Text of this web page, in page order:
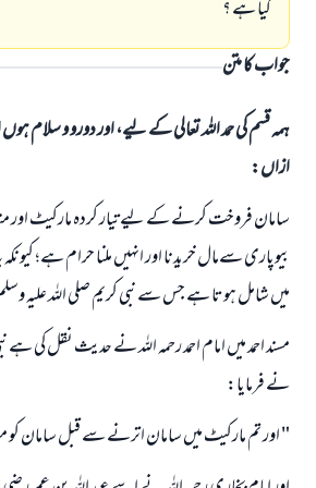
كيا ہے ؟
جواب کا متن
ہمہ قسم کی حمد اللہ تعالی کے لیے، اور دورو و سلام
ازاں:
سامان فروخت كرنے كے ليے تيار كردہ ماركيٹ اور
بيوپارى سےمال خريدنا اور انہيں ملنا حرام ہے؛
ميں شامل ہوتا ہے جس سے نبى كريم صلى اللہ عليہ
مسند احمد ميں امام احمد رحمہ اللہ نے حديث نقل كى ہے
نے فرمايا:
" اور تم ماركيٹ ميں سامان اترنے سے قبل سامان